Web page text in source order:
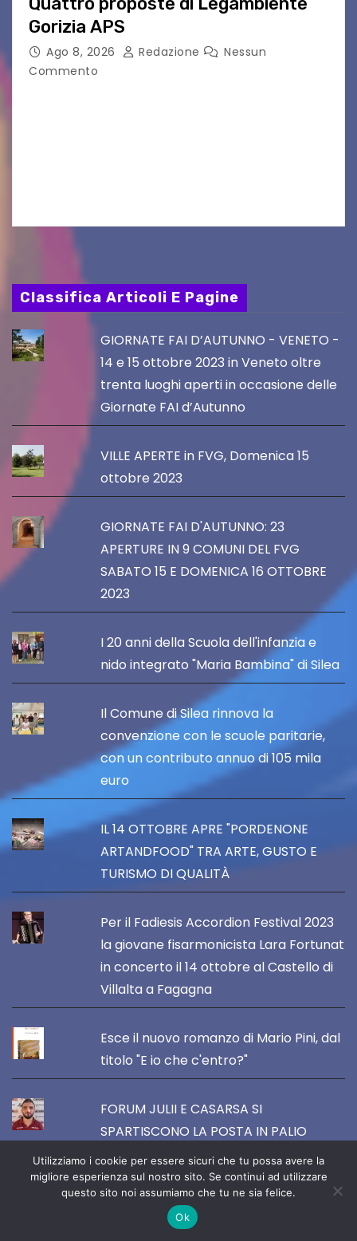
Gorizia APS
Ago 8, 2026 Redazione
Nessun
Commento
Classifica Articoli E Pagine
GIORNATE FAI D’AUTUNNO - VENETO -
14 e 15 ottobre 2023 in Veneto oltre
trenta luoghi aperti in occasione delle
Giornate FAI d’Autunno
VILLE APERTE in FVG, Domenica 15
ottobre 2023
GIORNATE FAI D'AUTUNNO: 23
APERTURE IN 9 COMUNI DEL FVG
SABATO 15 E DOMENICA 16 OTTOBRE
2023
I 20 anni della Scuola dell'infanzia e
nido integrato "Maria Bambina" di Silea
Il Comune di Silea rinnova la
convenzione con le scuole paritarie,
con un contributo annuo di 105 mila
euro
IL 14 OTTOBRE APRE "PORDENONE
ARTANDFOOD" TRA ARTE, GUSTO E
TURISMO DI QUALITÀ
Per il Fadiesis Accordion Festival 2023
la giovane fisarmonicista Lara Fortunat
in concerto il 14 ottobre al Castello di
Villalta a Fagagna
Esce il nuovo romanzo di Mario Pini, dal
titolo "E io che c'entro?"
FORUM JULII E CASARSA SI
SPARTISCONO LA POSTA IN PALIO
Pordenone ARTandFOOD 2023 :
annunciate le date della prossima
edizione (13-14-15 ottobre)
Utilizziamo i cookie per essere sicuri che tu possa avere la
migliore esperienza sul nostro sito. Se continui ad utilizzare
questo sito noi assumiamo che tu ne sia felice.
Ok